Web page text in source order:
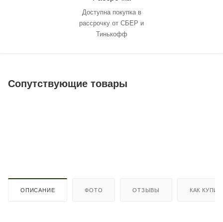
Доступна покупка в
рассрочку от СБЕР и
Тинькофф
Сопутствующие товары
ОПИСАНИЕ ФОТО ОТЗЫВЫ КАК